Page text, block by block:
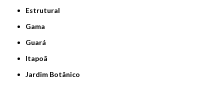
Estrutural
Gama
Guará
Itapoã
Jardim Botânico